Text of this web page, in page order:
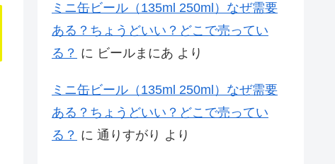
ミニ缶ビール（135ml 250ml）なぜ需要
ある？ちょうどいい？どこで売ってい
る？ に ビールまにあ より
ミニ缶ビール（135ml 250ml）なぜ需要
ある？ちょうどいい？どこで売ってい
る？ に 通りすがり より